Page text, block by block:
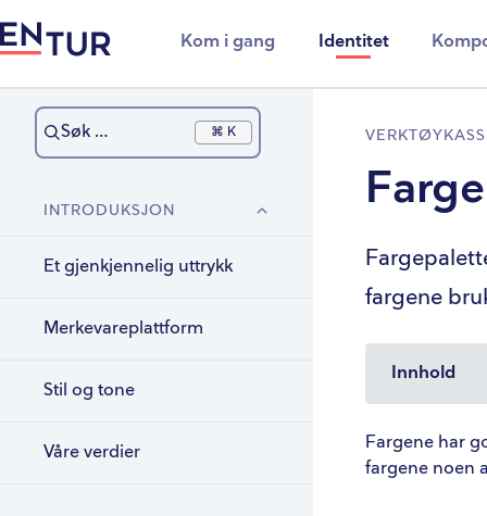
Kom i gang Identitet
Søk … ⌘ K
INTRODUKSJON
Et gjenkjennelig uttrykk
Merkevareplattform
Stil og tone
Våre verdier
fargene
Innhold
Fargene har
fargene noen